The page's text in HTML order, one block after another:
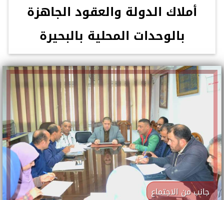
أملاك الدولة والعقود الجاهزة
بالوحدات المحلية بالبحيرة
جانب من الاجتماع